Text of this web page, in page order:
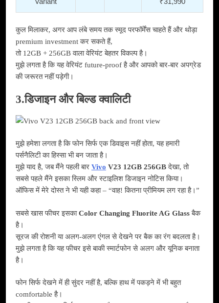
कुल मिलाकर, अगर आप लंबे समय तक स्मूद परफॉर्मेंस चाहते हैं और थोड़ा
premium investment कर सकते हैं,
तो 12GB + 256GB वाला वेरियंट बेहतर विकल्प है।
मुझे लगता है कि यह वेरियंट future-proof है और आपको बार-बार अपग्रेड
की जरूरत नहीं पड़ेगी।
3.डिजाइन और बिल्ड क्वालिटी
मुझे हमेशा लगता है कि फोन सिर्फ एक डिवाइस नहीं होता, यह हमारी
पर्सनैलिटी का हिस्सा भी बन जाता है।
मुझे याद है, जब मैंने पहली बार Vivo V23 12GB 256GBदेखा, तो
सबसे पहले मैंने इसका स्लिम और स्टाइलिश डिजाइन नोटिस किया।
ऑफिस में मेरे दोस्त ने भी यही कहा – “वाह! कितना प्रीमियम लग रहा है।”
सबसे खास फीचर इसकाColor Changing Fluorite AG Glassबैक
है।
सूरज की रोशनी या अलग-अलग एंगल से देखने पर बैक का रंग बदलता है।
मुझे लगता है कि यह फीचर इसे बाकी स्मार्टफोन से अलग और यूनिक बनाता
है।
फोन सिर्फ देखने में ही सुंदर नहीं है, बल्कि हाथ में पकड़ने में भी बहुत
comfortable है।